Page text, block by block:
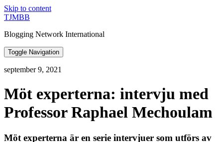
Skip to content
TJMBB
Blogging Network International
Toggle Navigation
september 9, 2021
Möt experterna: intervju med
Professor Raphael Mechoulam
Möt experterna är en serie intervjuer som utförs av